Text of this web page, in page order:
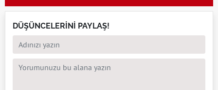
DÜŞÜNCELERİNİ PAYLAŞ!